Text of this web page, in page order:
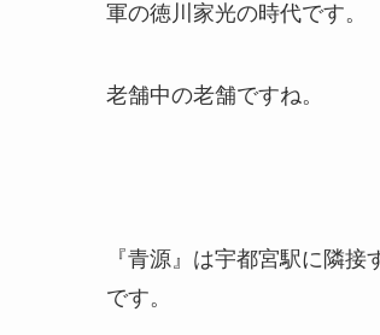
軍の徳川家光の時代です。
老舗中の老舗ですね。
『青源』は宇都宮駅に隣
です。